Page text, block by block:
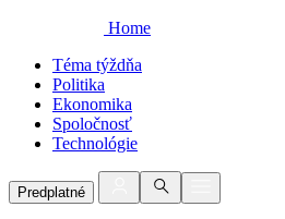
Home
Téma týždňa
Politika
Ekonomika
Spoločnosť
Technológie
Predplatné